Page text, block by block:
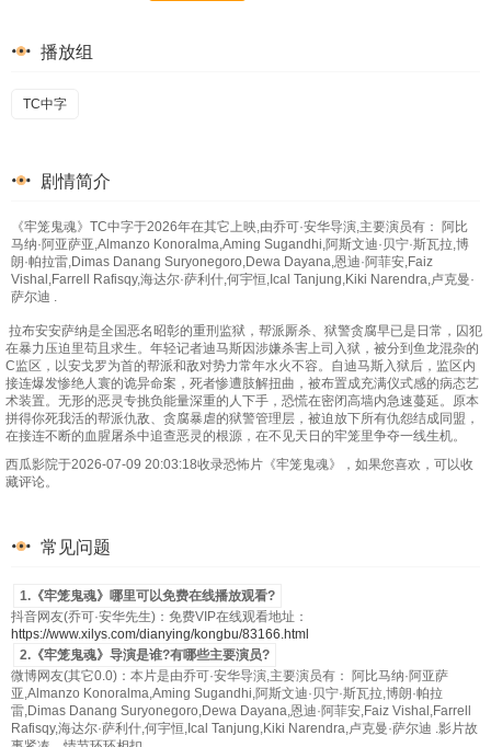
播放组
TC中字
剧情简介
《牢笼鬼魂》TC中字于2026年在其它上映,由乔可·安华导演,主要演员有： 阿比
马纳·阿亚萨亚,Almanzo Konoralma,Aming Sugandhi,阿斯文迪·贝宁·斯瓦拉,博
朗·帕拉雷,Dimas Danang Suryonegoro,Dewa Dayana,恩迪·阿菲安,Faiz
Vishal,Farrell Rafisqy,海达尔·萨利什,何宇恒,Ical Tanjung,Kiki Narendra,卢克曼·
萨尔迪 .
拉布安安萨纳是全国恶名昭彰的重刑监狱，帮派厮杀、狱警贪腐早已是日常，囚犯
在暴力压迫里苟且求生。年轻记者迪马斯因涉嫌杀害上司入狱，被分到鱼龙混杂的
C监区，以安戈罗为首的帮派和敌对势力常年水火不容。自迪马斯入狱后，监区内
接连爆发惨绝人寰的诡异命案，死者惨遭肢解扭曲，被布置成充满仪式感的病态艺
术装置。无形的恶灵专挑负能量深重的人下手，恐慌在密闭高墙内急速蔓延。原本
拼得你死我活的帮派仇敌、贪腐暴虐的狱警管理层，被迫放下所有仇怨结成同盟，
在接连不断的血腥屠杀中追查恶灵的根源，在不见天日的牢笼里争夺一线生机。
西瓜影院于2026-07-09 20:03:18收录恐怖片《牢笼鬼魂》，如果您喜欢，可以收
藏评论。
常见问题
1.《牢笼鬼魂》哪里可以免费在线播放观看?
抖音网友(乔可·安华先生)：免费VIP在线观看地址：
https://www.xilys.com/dianying/kongbu/83166.html
2.《牢笼鬼魂》导演是谁?有哪些主要演员?
微博网友(其它0.0)：本片是由乔可·安华导演,主要演员有： 阿比马纳·阿亚萨
亚,Almanzo Konoralma,Aming Sugandhi,阿斯文迪·贝宁·斯瓦拉,博朗·帕拉
雷,Dimas Danang Suryonegoro,Dewa Dayana,恩迪·阿菲安,Faiz Vishal,Farrell
Rafisqy,海达尔·萨利什,何宇恒,Ical Tanjung,Kiki Narendra,卢克曼·萨尔迪 .影片故